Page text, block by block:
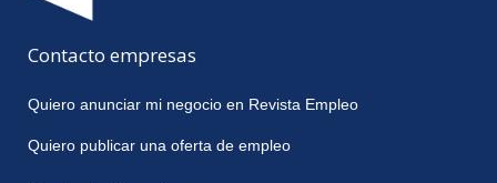
Contacto empresas
Quiero anunciar mi negocio en Revista Empleo
Quiero publicar una oferta de empleo